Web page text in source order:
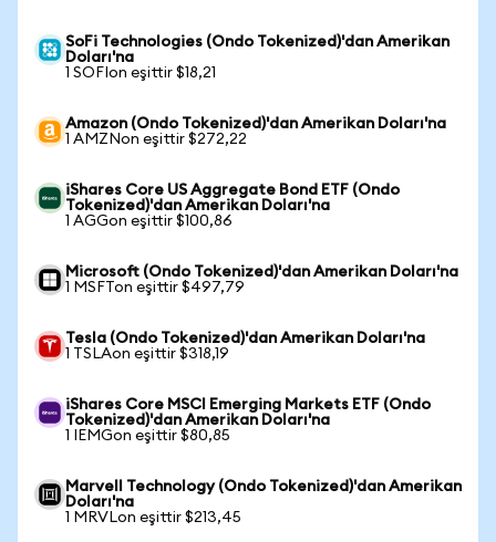
SoFi Technologies (Ondo Tokenized)'dan Amerikan
Doları'na
1 SOFIon eşittir $18,21
Amazon (Ondo Tokenized)'dan Amerikan Doları'na
1 AMZNon eşittir $272,22
iShares Core US Aggregate Bond ETF (Ondo
Tokenized)'dan Amerikan Doları'na
1 AGGon eşittir $100,86
Microsoft (Ondo Tokenized)'dan Amerikan Doları'na
1 MSFTon eşittir $497,79
Tesla (Ondo Tokenized)'dan Amerikan Doları'na
1 TSLAon eşittir $318,19
iShares Core MSCI Emerging Markets ETF (Ondo
Tokenized)'dan Amerikan Doları'na
1 IEMGon eşittir $80,85
Marvell Technology (Ondo Tokenized)'dan Amerikan
Doları'na
1 MRVLon eşittir $213,45